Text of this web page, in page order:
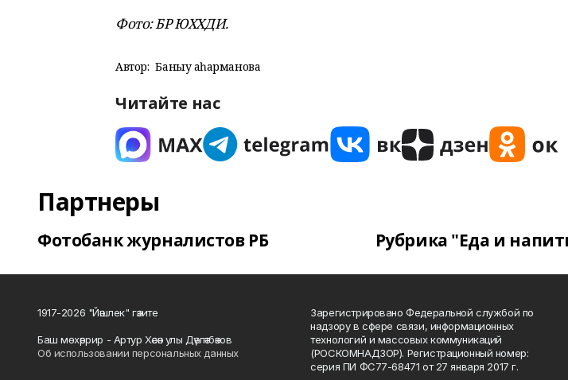
Фото: БР ЮХХДИ.
Автор: Баныу Ҡаһарманова
Читайте нас
Партнеры
Фотобанк журналистов РБ Рубрика "Еда и
1917-2026 "Йәшлек" гәзите
Баш мөхәррир - Артур Хәсән улы Дәүләтбәков
Об использовании персональных данных
Зарегистрировано Федеральной службой по
надзору в сфере связи, информационных
технологий и массовых коммуникаций
(РОСКОМНАДЗОР). Регистрационный номер:
серия ПИ ФС77-68471 от 27 января 2017 г.